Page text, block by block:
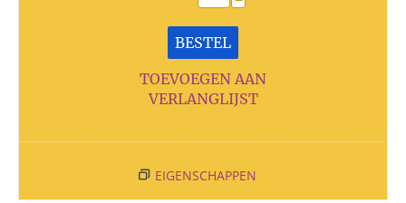
BESTEL
TOEVOEGEN AAN
VERLANGLIJST
EIGENSCHAPPEN